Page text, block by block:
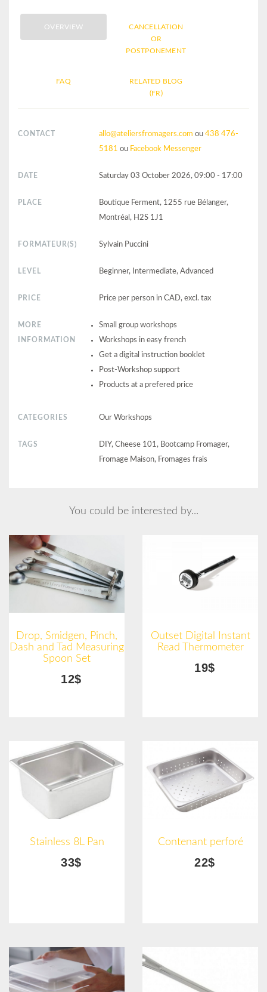
OVERVIEW
CANCELLATION
OR
POSTPONEMENT
FAQ
RELATED BLOG
(FR)
CONTACT allo@ateliersfromagers.com ou 438 476-
5181 ou Facebook Messenger
DATE Saturday 03 October 2026, 09:00 - 17:00
PLACE
Boutique Ferment, 1255 rue Bélanger,
Montréal, H2S 1J1
FORMATEUR(S) Sylvain Puccini
LEVEL Beginner, Intermediate, Advanced
PRICE Price per person in CAD, excl. tax
MORE
INFORMATION
Small group workshops
Workshops in easy french
Get a digital instruction booklet
Post-Workshop support
Products at a prefered price
CATEGORIES Our Workshops
TAGS
DIY, Cheese 101, Bootcamp Fromager,
Fromage Maison, Fromages frais
You could be interested by...
Drop, Smidgen, Pinch,
Dash and Tad Measuring
Spoon Set
12$
Outset Digital Instant
Read Thermometer
19$
Stainless 8L Pan
33$
Contenant perforé
22$